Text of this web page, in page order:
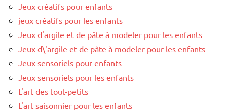
Jeux créatifs pour enfants
jeux créatifs pour les enfants
Jeux d'argile et de pâte à modeler pour les enfants
Jeux d\'argile et de pâte à modeler pour les enfants
Jeux sensoriels pour enfants
Jeux sensoriels pour les enfants
L'art des tout-petits
L'art saisonnier pour les enfants